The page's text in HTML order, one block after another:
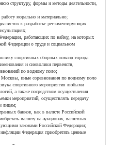
структуру, формы и методы деятельности,
морально и материально;
к разработке регламентирующих
работающих по найму, на которых
Федерации о труде и социальном
спортивных сборных команд города
и символики первенств,
по водному поло;
Москвы, иные соревнования по водному поло
спортивного мероприятия любыми
а также посредством осуществления
мероприятий, осуществлять передачу
лицам;
банков, как в валюте Российской
валюту на аукционах, валютных
законами Российской Федерации;
Федерация приобретать ценные